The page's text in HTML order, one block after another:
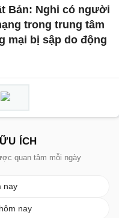
Bản: Nghi có người
trong trung tâm
mại bị sập do động
ÍCH
quan tâm mỗi ngày
nay
nay